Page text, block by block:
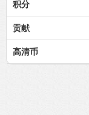
积分
贡献
高清币